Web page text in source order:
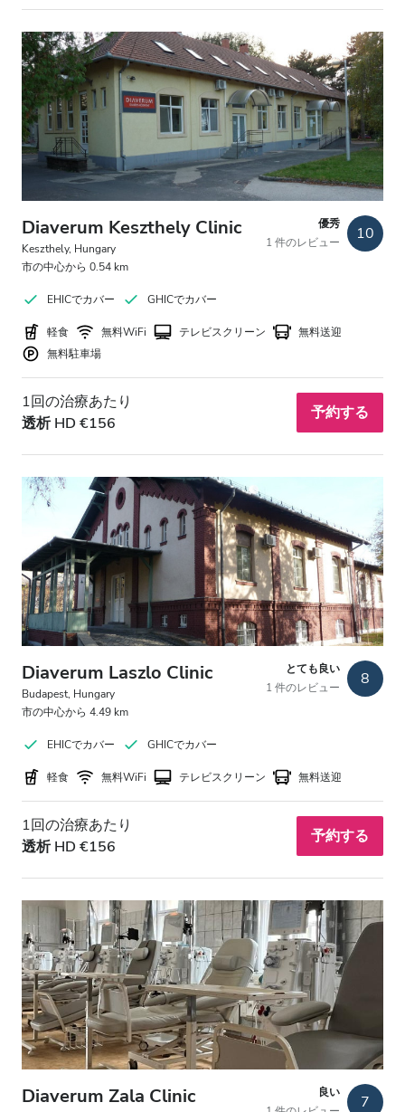
300以上 ユーロ
シフト
朝
午後
夜
良い
とても良い
優秀
Diaverum Keszthely Clinic
Keszthely, Hungary
市の中心から 0.54 km
優秀
1 件のレビュー
10
EHICでカバー GHICでカバー
軽食 無料WiFi テレビスクリーン
無料送迎
無料駐車場
1回の治療あたり
透析 HD €156
予約する
Diaverum Laszlo Clinic
Budapest, Hungary
市の中心から 4.49 km
とても良い
1 件のレビュー
8
EHICでカバー GHICでカバー
軽食 無料WiFi テレビスクリーン 無料送迎
1回の治療あたり
透析 HD €156
予約する
Diaverum Zala Clinic
良い
7